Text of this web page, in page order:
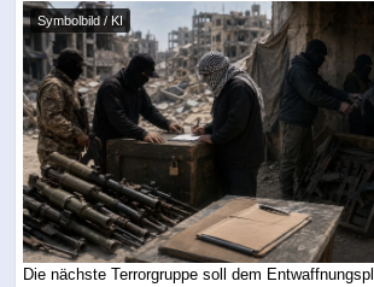
Symbolbild / KI
Die nächste Terrorgruppe soll dem